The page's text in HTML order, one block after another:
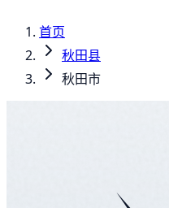
首页
秋田县
秋田市